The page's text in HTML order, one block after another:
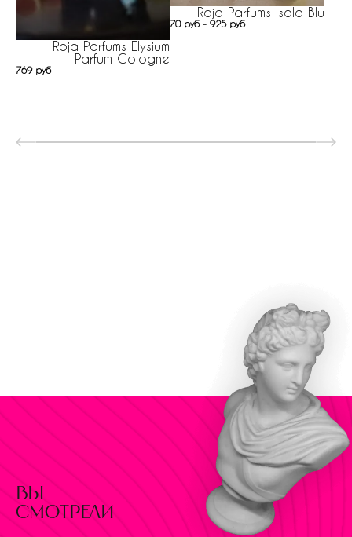
Roja Parfums Elysium
Parfum Cologne
769 руб
Roja Parfums Isola Blu
70 руб - 925 руб
вы
смотрели